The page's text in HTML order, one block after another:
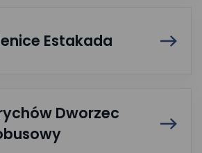
Estakada
Dworzec